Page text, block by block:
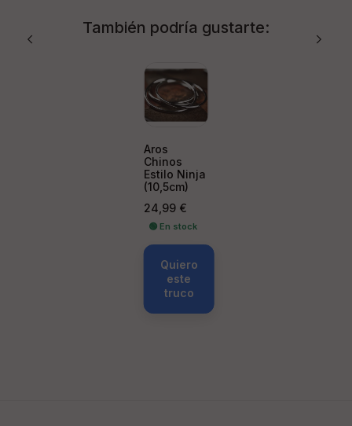
También podría gustarte:
Aros
Chinos
Estilo Ninja
(10,5cm)
Precio
24,99 €
🟢 En stock
Quiero
este
truco